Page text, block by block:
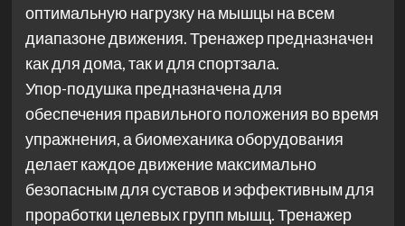
оптимальную нагрузку на мышцы на всем
диапазоне движения. Тренажер предназначен
как для дома, так и для спортзала.
Упор-подушка предназначена для
обеспечения правильного положения во время
упражнения, а биомеханика оборудования
делает каждое движение максимально
безопасным для суставов и эффективным для
проработки целевых групп мышц. Тренажер